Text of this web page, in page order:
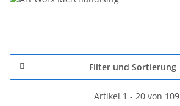
Filter und Sortierung
Artikel 1 - 20 von 109